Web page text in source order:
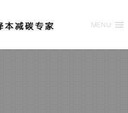
MENU